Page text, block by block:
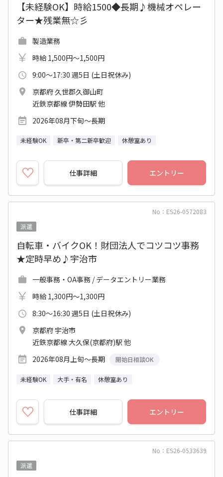
【未経験OK】時給1500◆長期♪機械オペレー
ター★残業無☆彡
製造業務
時給 1,500円～1,500円
9:00～17:30 週5日 (土日祝休み)
京都府 久世郡久御山町
近鉄京都線 伊勢田駅 他
2026年08月下旬～長期
未経験OK 新卒・第二新卒歓迎 休憩室あり
仕事詳細 エントリー
No：ES26-0572083
派遣
自転車・バイクOK！財団法人でコツコツ事務
★定時早め♪宇治市
一般事務・OA事務 / データエントリー業務
時給 1,300円～1,300円
8:30～16:30 週5日 (土日祝休み)
京都府 宇治市
近鉄京都線 大久保(京都府)駅 他
2026年08月上旬～長期
開始日相談OK
未経験OK 大手・有名 休憩室あり
仕事詳細 エントリー
No：ES26-0533639
派遣